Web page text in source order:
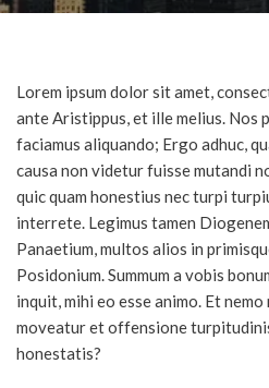
Lorem ipsum dolor sit amet,
ante Aristippus, et ille melius. Nos
faciamus aliquando; Ergo adhuc,
causa non videtur fuisse mutandi
quic quam honestius nec turpi
interrete. Legimus tamen
Panaetium, multos alios in
Posidonium. Summum a vobis
inquit, mihi eo esse animo. Et
moveatur et offensione
honestatis?